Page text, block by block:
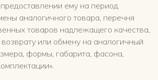
ему на период
аналогичного товара, перечня
товаров надлежащего качества,
или обмену на аналогичный
формы, габарита, фасона,